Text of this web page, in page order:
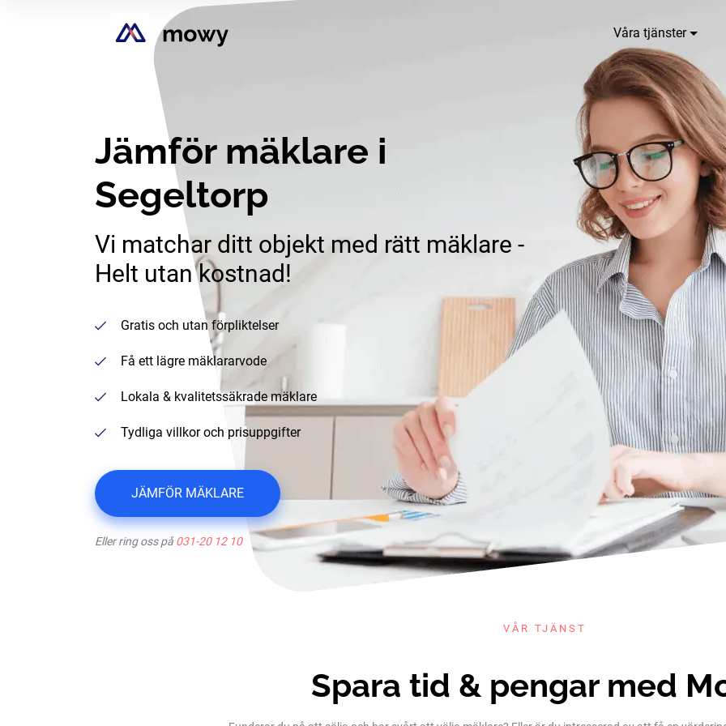
Våra tjänster
Jämför mäklare i
Segeltorp
Vi matchar ditt objekt med rätt mäklare -
Helt utan kostnad!
Gratis och utan förpliktelser
Få ett lägre mäklararvode
Lokala & kvalitetssäkrade mäklare
Tydliga villkor och prisuppgifter
JÄMFÖR MÄKLARE
Eller ring oss på 031-20 12 10
VÅR TJÄNST
Spara tid & pengar med